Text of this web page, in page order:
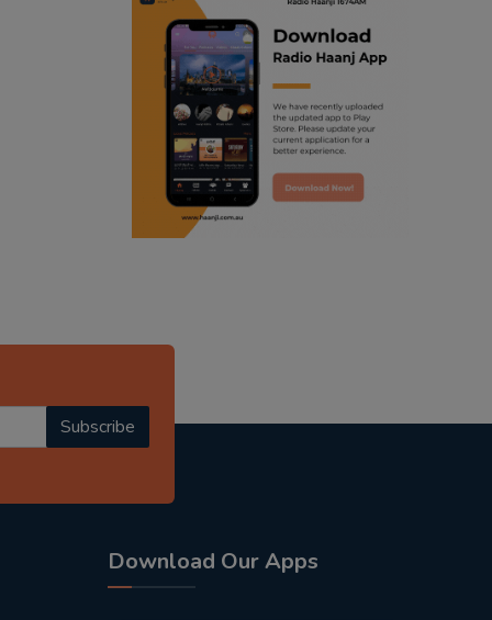
trending punjabi podcast
ranjodh singh
punjabi podcast australia
radio haanji updates
punjabi kahani
Subscribe
Download Our Apps